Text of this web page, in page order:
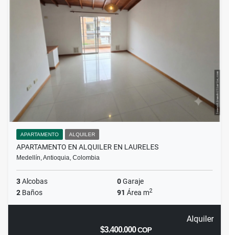
APARTAMENTO ALQUILER
APARTAMENTO EN ALQUILER EN LAURELES
Medellín, Antioquia, Colombia
3Alcobas 0Garaje
2 Baños 91 Área m2
Alquiler
$3.400.000COP